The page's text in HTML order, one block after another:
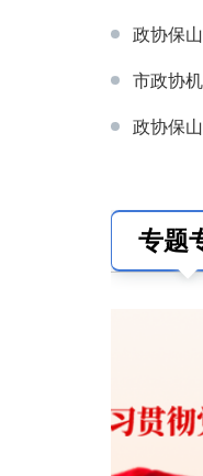
政协保
市政协
政协保
专题